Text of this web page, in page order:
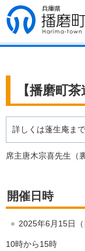
兵庫県 播磨
町
【播磨町
詳しくは蓬生庵ま
席主唐木宗喜先生（
開催日時
2025年6月15日（
10時から15時